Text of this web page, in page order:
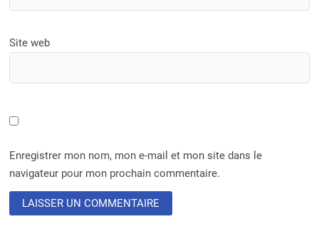
Site web
Enregistrer mon nom, mon e-mail et mon site dans le
navigateur pour mon prochain commentaire.